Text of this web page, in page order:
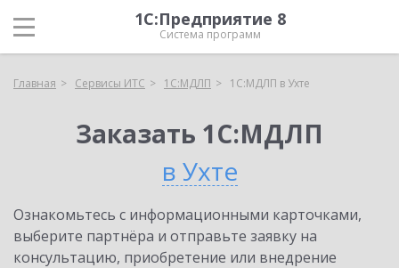
1С:Предприятие 8
Система программ
Главная Сервисы ИТС 1С:МДЛП 1С:МДЛП в Ухте
Заказать 1С:МДЛП
в Ухте
Ознакомьтесь с информационными карточками,
выберите партнёра и отправьте заявку на
консультацию, приобретение или внедрение